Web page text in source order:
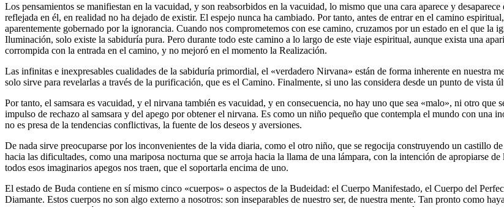
Los pensamientos se manifiestan en la vacuidad, y son reabsorbidos en la vacuidad, lo mismo que una cara aparece y
reflejada en él, en realidad no ha dejado de existir. El espejo nunca ha cambiado. Por tanto, antes de entrar en el camino
aparentemente gobernado por la ignorancia. Cuando nos comprometemos con ese camino, cruzamos por un estado en el que
Iluminación, solo existe la sabiduría pura. Pero durante todo este camino a lo largo de este viaje espiritual, aunque exista una
corrompida con la entrada en el camino, y no mejoró en el momento la Realización.
Las infinitas e inexpresables cualidades de la sabiduría primordial, el «verdadero Nirvana» están de forma inherente en nuestra
solo sirve para revelarlas a través de la purificación, que es el Camino. Finalmente, si uno las considera desde un punto de vista
Por tanto, el samsara es vacuidad, y el nirvana también es vacuidad, y en consecuencia, no hay uno que sea «malo», ni otro que
impulso de rechazo al samsara y del apego por obtener el nirvana. Es como un niño pequeño que contempla el mundo con una
no es presa de la tendencias conflictivas, la fuente de los deseos y aversiones.
De nada sirve preocuparse por los inconvenientes de la vida diaria, como el otro niño, que se regocija construyendo un castillo
hacia las dificultades, como una mariposa nocturna que se arroja hacia la llama de una lámpara, con la intención de apropiarse
todos esos imaginarios apegos nos traen, que el soportarla encima de uno.
El estado de Buda contiene en sí mismo cinco «cuerpos» o aspectos de la Budeidad: el Cuerpo Manifestado, el Cuerpo del
Diamante. Estos cuerpos no son algo externo a nosotros: son inseparables de nuestro ser, de nuestra mente. Tan pronto como